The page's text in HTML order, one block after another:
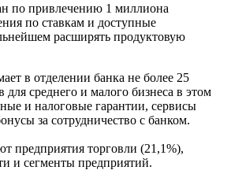
по привлечению 1 миллиона
по ставкам и доступные
расширять продуктовую
в отделении банка не более 25
для среднего и малого бизнеса в этом
и налоговые гарантии, сервисы
за сотрудничество с банком.
предприятия торговли (21,1%),
и сегменты предприятий.